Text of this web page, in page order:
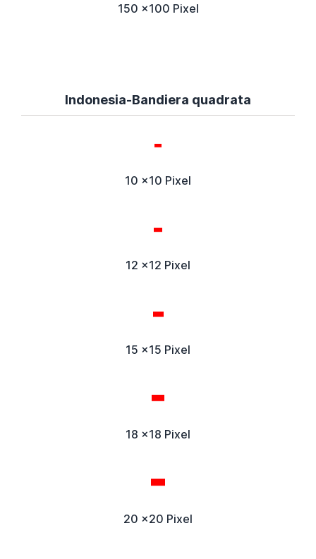
150 x100 Pixel
Indonesia-Bandiera quadrata
10 x10 Pixel
12 x12 Pixel
15 x15 Pixel
18 x18 Pixel
20 x20 Pixel